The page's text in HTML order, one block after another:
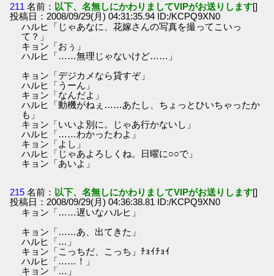
211 名前： 以下、名無しにかわりましてVIPがお送りします[]
投稿日：2008/09/29(月) 04:31:35.94 ID:/KCPQ9XN0
ハルヒ「じゃあなに、花嫁さんの写真を撮ってこいっ
て？」
キョン「おぅ」
ハルヒ「……無理じゃないけど……」
キョン「デジカメなら貸すぞ」
ハルヒ「うーん」
キョン「なんだよ」
ハルヒ「動機がねぇ……あたし、ちょっとひいちゃったか
も」
キョン「いいよ別に。じゃあ行かないし」
ハルヒ「……わかったわよ」
キョン「よし」
ハルヒ「じゃあよろしくね。日曜に○○で」
キョン「あいよ」
215 名前： 以下、名無しにかわりましてVIPがお送りします[]
投稿日：2008/09/29(月) 04:36:38.81 ID:/KCPQ9XN0
キョン「……遅いなハルヒ」
キョン「……あ、出てきた」
ハルヒ「…」
キョン「こっちだ、こっち」ﾁｮｲﾁｮｲ
ハルヒ「……！」
キョン「…」